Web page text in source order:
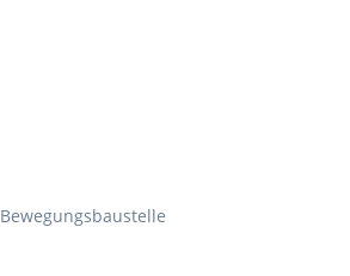
Bewegungsbaustelle